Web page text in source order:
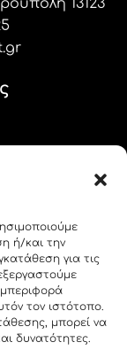
ή/και την
για τις
τον ιστότοπο.
μπορεί να
δυνατότητες.
13123
για να